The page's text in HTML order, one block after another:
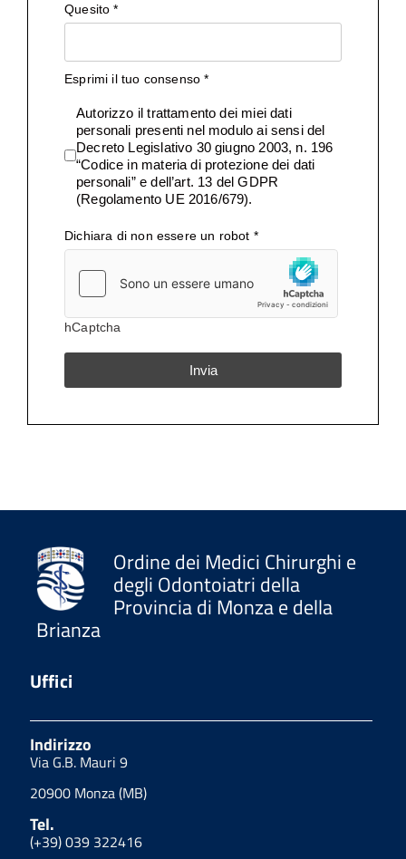
Quesito*
Esprimi il tuo consenso*
Autorizzo il trattamento dei miei dati
personali presenti nel modulo ai sensi del
Decreto Legislativo 30 giugno 2003, n. 196
“Codice in materia di protezione dei dati
personali” e dell’art. 13 del GDPR
(Regolamento UE 2016/679).
Dichiara di non essere un robot *
hCaptcha
Invia
Ordine dei Medici Chirurghi e
degli Odontoiatri della
Provincia di Monza e della
Brianza
Uffici
Indirizzo
Via G.B. Mauri 9
20900 Monza (MB)
Tel.
(+39) 039 322416